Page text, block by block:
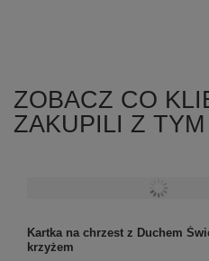
ZOBACZ CO
ZAKUPILI Z
Kartka na chrzest z Duchem
krzyżem